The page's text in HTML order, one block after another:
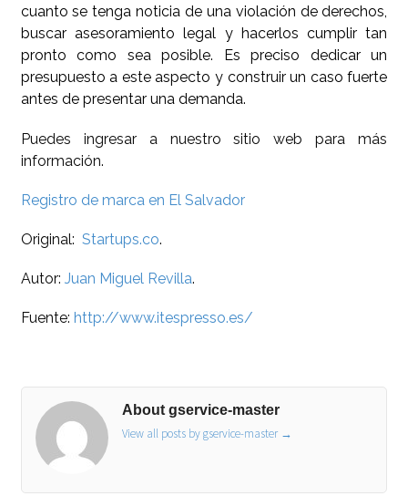
cuanto se tenga noticia de una violación de derechos,
buscar asesoramiento legal y hacerlos cumplir tan
pronto como sea posible. Es preciso dedicar un
presupuesto a este aspecto y construir un caso fuerte
antes de presentar una demanda.
Puedes ingresar a nuestro sitio web para más
información.
Registro de marca en El Salvador
Original: Startups.co.
Autor: Juan Miguel Revilla.
Fuente: http://www.itespresso.es/
About gservice-master
View all posts by gservice-master →